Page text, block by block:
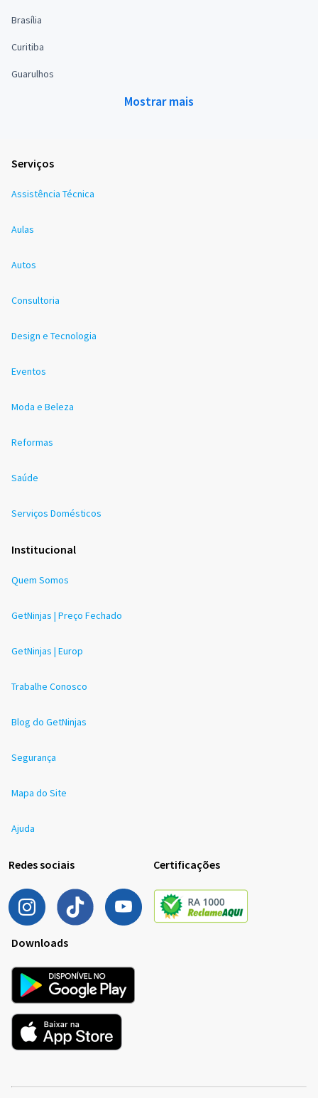
Brasília
Curitiba
Guarulhos
Mostrar mais
Serviços
Assistência Técnica
Aulas
Autos
Consultoria
Design e Tecnologia
Eventos
Moda e Beleza
Reformas
Saúde
Serviços Domésticos
Institucional
Quem Somos
GetNinjas | Preço Fechado
GetNinjas | Europ
Trabalhe Conosco
Blog do GetNinjas
Segurança
Mapa do Site
Ajuda
Redes sociais Certificações
Downloads